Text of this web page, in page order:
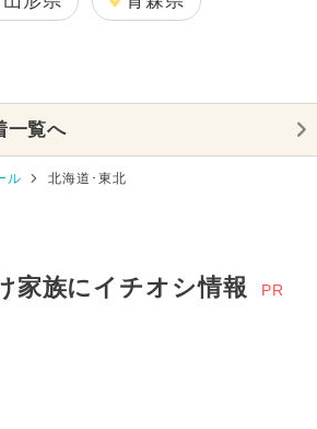
一覧へ
ル 北海道･東北
家族にイチオシ情報 PR